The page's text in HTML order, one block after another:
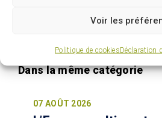
Voir les
Politique de cookiesDéclaration
indéniable dans la mission
07 AOÛT 2026